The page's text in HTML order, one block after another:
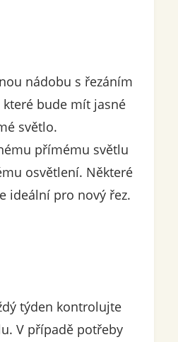
nádobu s řezáním
bude mít jasné
světlo.
přímému světlu
osvětlení. Některé
ideální pro nový řez.
týden kontrolujte
V případě potřeby